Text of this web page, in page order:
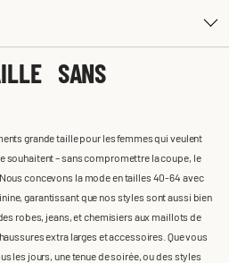
SANS
grande taille pour les femmes qui veulent
souhaitent – sans compromettre la coupe, le
concevons la mode en tailles 40-64 avec
garantissant que nos styles sont aussi bien
robes, jeans, et chemisiers aux maillots de
extra larges et accessoires. Que vous
les jours, une tenue de soirée, ou des styles